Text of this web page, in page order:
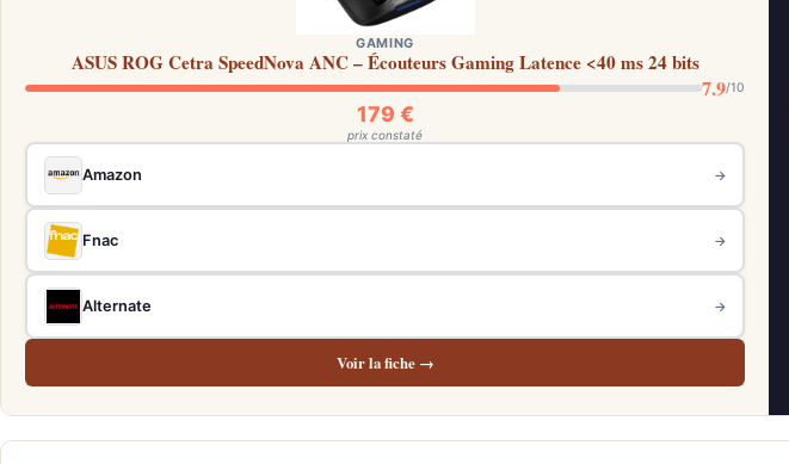
GAMING
ASUS ROG Cetra SpeedNova ANC – Écouteurs Gaming Latence <40 ms 24 bits
7.9/10
179 €
prix constaté
Amazon →
Fnac →
Alternate →
Voir la fiche →